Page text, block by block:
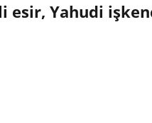
esir, Yahudi